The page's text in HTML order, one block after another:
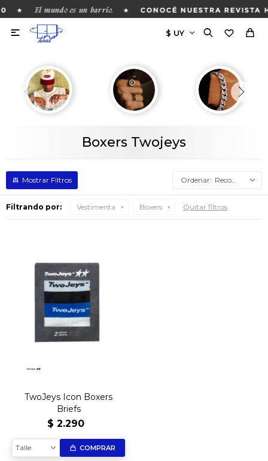
★ El mundo es un barrio. ★ CONOCÉ NUESTRA REVISTA

Boxers Twojeys
Recomendados
Filtrando por: Vestimenta Boxers Quitar filtros
TwoJeys Icon Boxers
Briefs
$ 2.290
Talle COMPRAR